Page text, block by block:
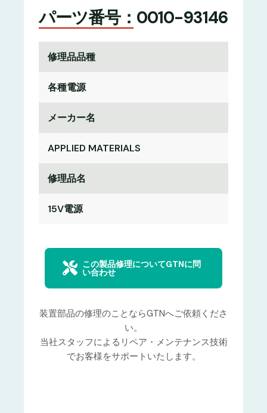
パーツ番号：0010-93146
修理品品種
各種電源
メーカー名
APPLIED MATERIALS
修理品名
15V電源
この製品修理についてGTNに問
い合わせ
装置部品の修理のことならGTNへご依頼くださ
い。
当社スタッフによるリペア・メンテナンス技術
でお客様をサポートいたします。